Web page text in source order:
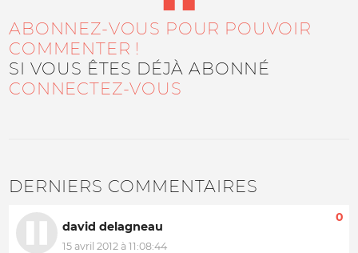
ABONNEZ-VOUS POUR POUVOIR
COMMENTER !
SI VOUS ÊTES DÉJÀ ABONNÉ
CONNECTEZ-VOUS
DERNIERS COMMENTAIRES
david delagneau
15 avril 2012 à 11:08:44
0